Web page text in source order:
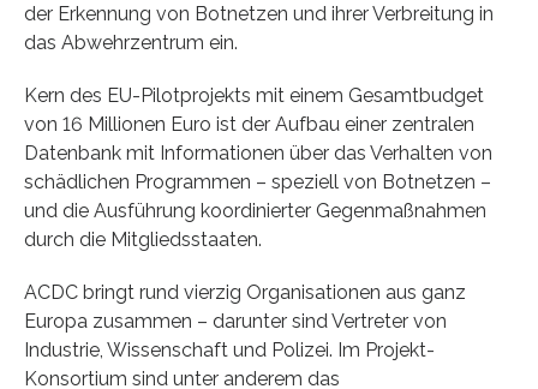
der Erkennung von Botnetzen und ihrer Verbreitung in
das Abwehrzentrum ein.
Kern des EU-Pilotprojekts mit einem Gesamtbudget
von 16 Millionen Euro ist der Aufbau einer zentralen
Datenbank mit Informationen über das Verhalten von
schädlichen Programmen – speziell von Botnetzen –
und die Ausführung koordinierter Gegenmaßnahmen
durch die Mitgliedsstaaten.
ACDC bringt rund vierzig Organisationen aus ganz
Europa zusammen – darunter sind Vertreter von
Industrie, Wissenschaft und Polizei. Im Projekt-
Konsortium sind unter anderem das